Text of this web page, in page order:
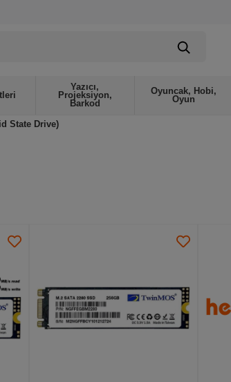
Yazıcı,
Projeksiyon,
Barkod
Oyuncak, Hobi,
Oyun
State Drive)